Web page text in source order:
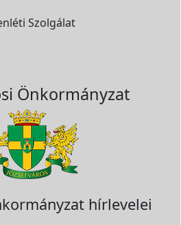
Szolgálat
Önkormányzat
hírlevelei